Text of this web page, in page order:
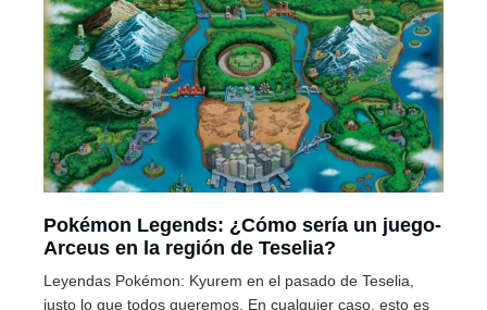
Pokémon Legends: ¿Cómo sería un juego-
Arceus en la región de Teselia?
Leyendas Pokémon: Kyurem en el pasado de Teselia,
justo lo que todos queremos. En cualquier caso, esto es